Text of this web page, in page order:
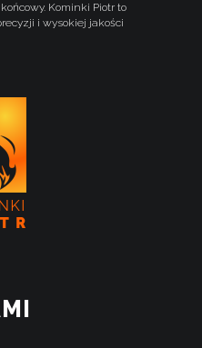
Kominki Piotr to
i wysokiej jakości